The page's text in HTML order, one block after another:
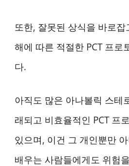
또한, 잘못된 상식을 바로잡
해에 따른 적절한 PCT 프로
다.
아직도 많은 아나볼릭 스테
래되고 비효율적인 PCT 프
있으며, 이건 그 개인뿐만
배우는 사람들에게도 위험